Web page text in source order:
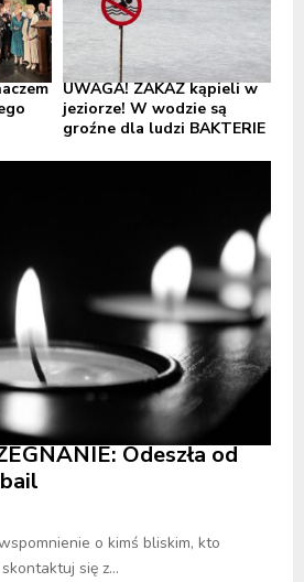
UWAGA! ZAKAZ kąpieli w
jeziorze! W wodzie są
groźne dla ludzi BAKTERIE
Odeszła od
o kimś bliskim, kto
się z...